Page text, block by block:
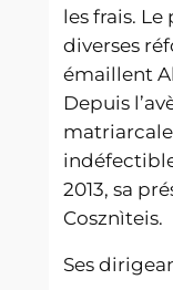
les frais.
diverses
émaillent
Depuis
2013, sa
Cosznìteis.
Ses